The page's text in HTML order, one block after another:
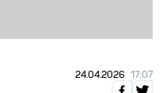
24.04.2026 17:07